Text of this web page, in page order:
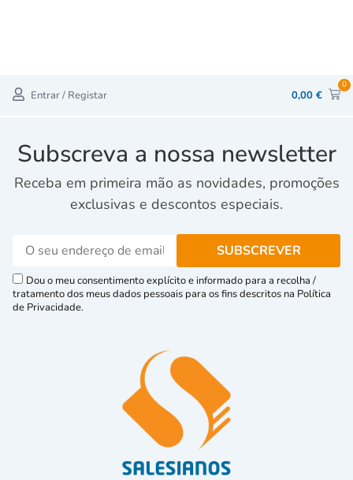
Entrar / Registar 0,00 €
0
Subscreva a nossa newsletter
Receba em primeira mão as novidades, promoções
exclusivas e descontos especiais.
Dou o meu consentimento explícito e informado para a recolha /
tratamento dos meus dados pessoais para os fins descritos na Política
de Privacidade.